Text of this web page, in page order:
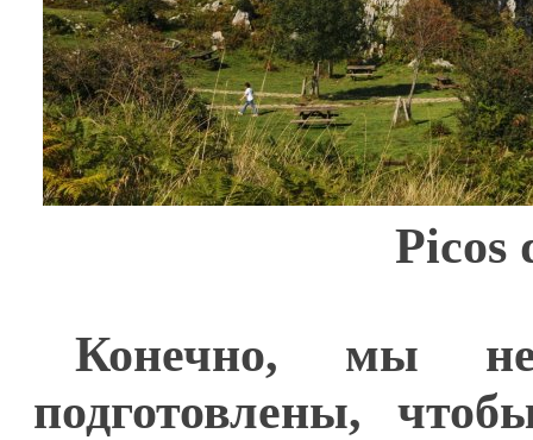
Picos
Конечно, мы
подготовлены,